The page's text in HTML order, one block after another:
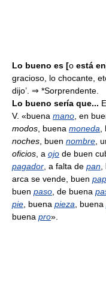
Lo bueno es [o está
gracioso, lo chocante,
dijo’. ⇒ *Sorprendente.
Lo bueno sería que...
V. «buena mano , en
modos , buena moneda
noches , buen nombre ,
oficios , a ojo de buen
pagador , a falta de pan
arca se vende, buen
buen paso , de buena
pie , buena pieza , buena
buena pro».